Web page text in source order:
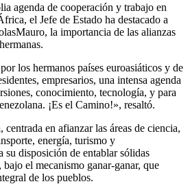
agenda de cooperación y trabajo en
el Jefe de Estado ha destacado a
la importancia de las alianzas
los hermanos países euroasiáticos y de
empresarios, una intensa agenda
conocimiento, tecnología, y para
¡Es el Camino!», resaltó.
en afianzar las áreas de ciencia,
energía, turismo y
su disposición de entablar sólidas
el mecanismo ganar-ganar, que
de los pueblos.